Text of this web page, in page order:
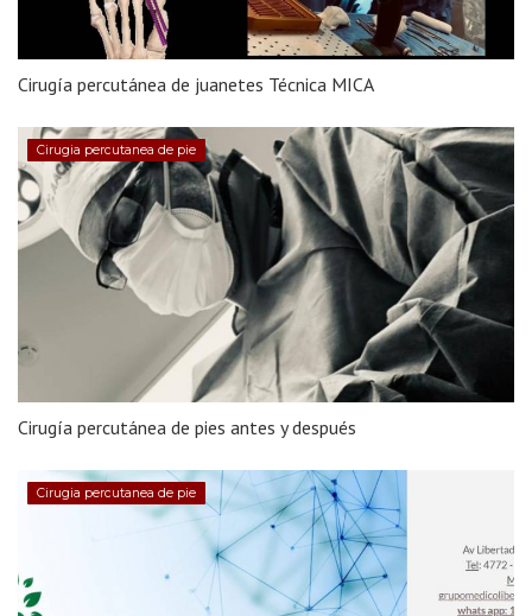
Cirugía percutánea de juanetes Técnica MICA
Cirugia percutanea de pie
Cirugía percutánea de pies antes y después
Cirugia percutanea de pie